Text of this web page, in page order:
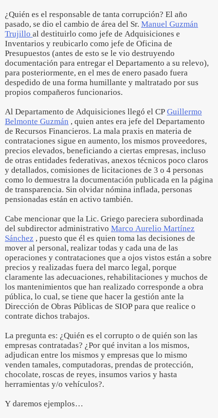
¿Quién es el responsable de tanta corrupción? El año
pasado, se dio el cambio de área del Sr. Manuel Guzmán
Trujillo al destituirlo como jefe de Adquisiciones e
Inventarios y reubicarlo como jefe de Oficina de
Presupuestos (antes de esto se le vio destruyendo
documentación para entregar el Departamento a su relevo),
para posteriormente, en el mes de enero pasado fuera
despedido de una forma humillante y maltratado por sus
propios compañeros funcionarios.
Al Departamento de Adquisiciones llegó el CP Guillermo
Belmonte Guzmán , quien antes era jefe del Departamento
de Recursos Financieros. La mala praxis en materia de
contrataciones sigue en aumento, los mismos proveedores,
precios elevados, beneficiando a ciertas empresas, incluso
de otras entidades federativas, anexos técnicos poco claros
y detallados, comisiones de licitaciones de 3 o 4 personas
como lo demuestra la documentación publicada en la página
de transparencia. Sin olvidar nómina inflada, personas
pensionadas están en activo también.
Cabe mencionar que la Lic. Griego pareciera subordinada
del subdirector administrativo Marco Aurelio Martínez
Sánchez , puesto que él es quien toma las decisiones de
mover al personal, realizar todas y cada una de las
operaciones y contrataciones que a ojos vistos están a sobre
precios y realizadas fuera del marco legal, porque
claramente las adecuaciones, rehabilitaciones y muchos de
los mantenimientos que han realizado corresponde a obra
pública, lo cual, se tiene que hacer la gestión ante la
Dirección de Obras Públicas de SIOP para que realice o
contrate dichos trabajos.
La pregunta es: ¿Quién es el corrupto o de quién son las
empresas contratadas? ¿Por qué invitan a los mismos,
adjudican entre los mismos y empresas que lo mismo
venden tamales, computadoras, prendas de protección,
chocolate, roscas de reyes, insumos varios y hasta
herramientas y/o vehículos?.
Y daremos ejemplos…